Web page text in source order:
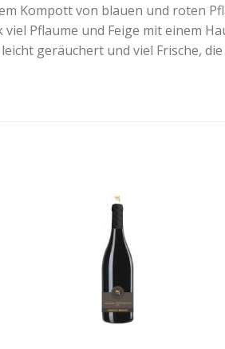
Kompott von blauen und roten
Pflaume und Feige mit einem
geräuchert und viel Frische,